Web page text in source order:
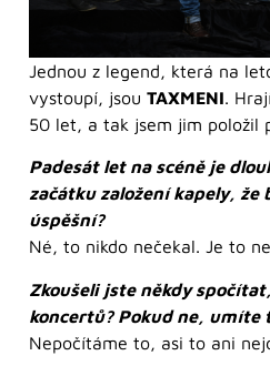
Jednou z legend, která na
vystoupí, jsou TAXMENI.
50 let, a tak jsem jim položil
Padesát let na scéně je
začátku založení kapely,
úspěšní?
Né, to nikdo nečekal. Je to
Zkoušeli jste někdy
koncertů? Pokud ne, umíte
Nepočítáme to, asi to ani